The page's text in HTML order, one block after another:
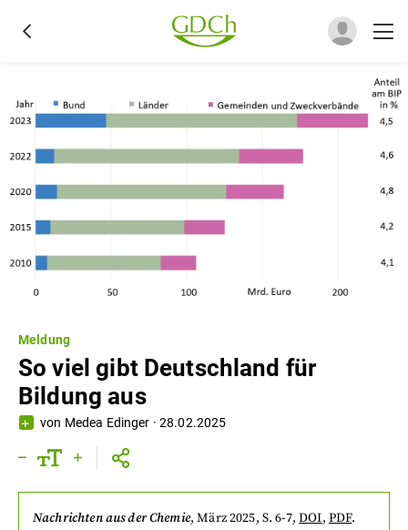
Meldung
So viel gibt Deutschland für
Bildung aus
von Medea Edinger ·28.02.2025
Nachrichten aus der Chemie,März 2025, S. 6-7,DOI, PDF.